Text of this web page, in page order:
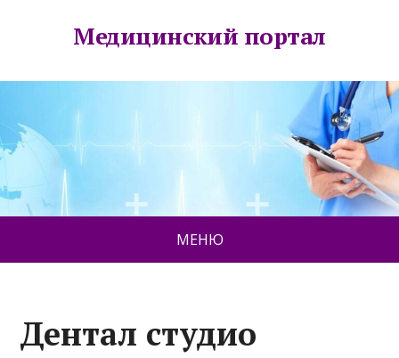
Медицинский портал
МЕНЮ
Дентал студио